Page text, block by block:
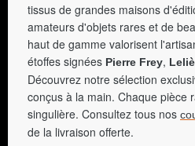
tissus de grandes maisons
amateurs d'objets rares et de
haut de gamme valorisent
étoffes signées Pierre Frey,
Découvrez notre sélection
conçus à la main. Chaque pièce
singulière. Consultez tous nos
de la livraison offerte.